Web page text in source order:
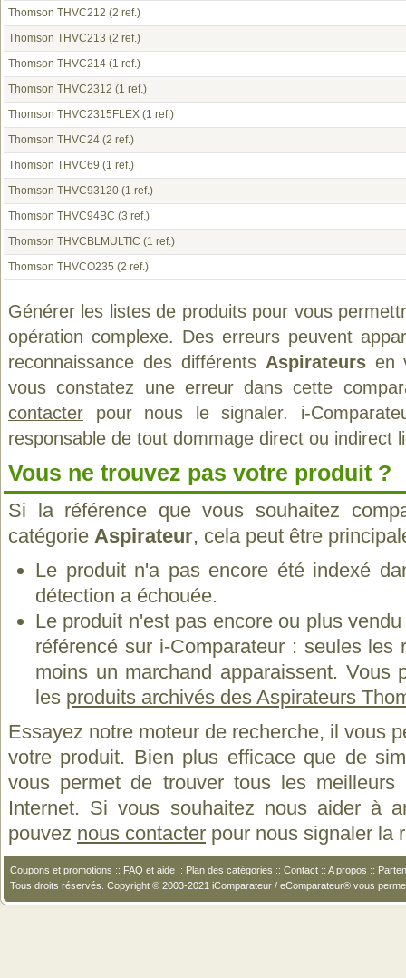
Thomson THVC212 (2 ref.)
Thomson THVC213 (2 ref.)
Thomson THVC214 (1 ref.)
Thomson THVC2312 (1 ref.)
Thomson THVC2315FLEX (1 ref.)
Thomson THVC24 (2 ref.)
Thomson THVC69 (1 ref.)
Thomson THVC93120 (1 ref.)
Thomson THVC94BC (3 ref.)
Thomson THVCBLMULTIC (1 ref.)
Thomson THVCO235 (2 ref.)
Générer les listes de produits pour vous
opération complexe. Des erreurs peuvent
reconnaissance des différents Aspirateursen
vous constatez une erreur dans cette
contacter pour nous le signaler. i-
responsable de tout dommage direct ou indirect
Vous ne trouvez pas votre produit ?
Si la référence que vous souhaitez
catégorie Aspirateur, cela peut être
Le produit n'a pas encore été indexé
détection a échouée.
Le produit n'est pas encore ou plus
référencé sur i-Comparateur : seules les
moins un marchand apparaissent. Vous
les produits archivés des Aspirateurs
Essayez notre moteur de recherche, il vous
votre produit. Bien plus efficace que de
vous permet de trouver tous les
Internet. Si vous souhaitez nous aider à
pouvez nous contacter pour nous signaler la
Coupons et promotions :: FAQ et aide :: Plan des catégories :: Contact :: A propos ::
Tous droits réservés. Copyright © 2003-2021 iComparateur / eComparateur® vous